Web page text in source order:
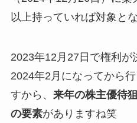
以上持っていれば対象と
2023年12月27日で権利が
2024年2月になってから
すから、 来年の株主優待
の要素がありますね笑